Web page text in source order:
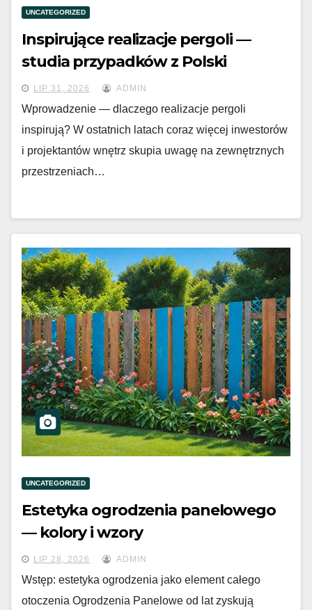
UNCATEGORIZED
Inspirujące realizacje pergoli —
studia przypadków z Polski
LIP 31, 2026 ADMIN
Wprowadzenie — dlaczego realizacje pergoli
inspirują? W ostatnich latach coraz więcej inwestorów
i projektantów wnętrz skupia uwagę na zewnętrznych
przestrzeniach…
UNCATEGORIZED
Estetyka ogrodzenia panelowego
— kolory i wzory
LIP 28, 2026 ADMIN
Wstęp: estetyka ogrodzenia jako element całego
otoczenia Ogrodzenia Panelowe od lat zyskują